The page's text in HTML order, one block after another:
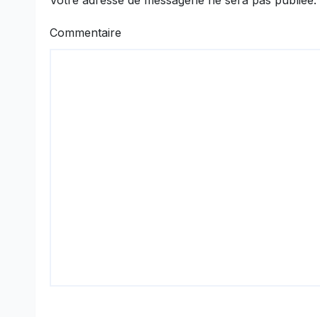
Commentaire